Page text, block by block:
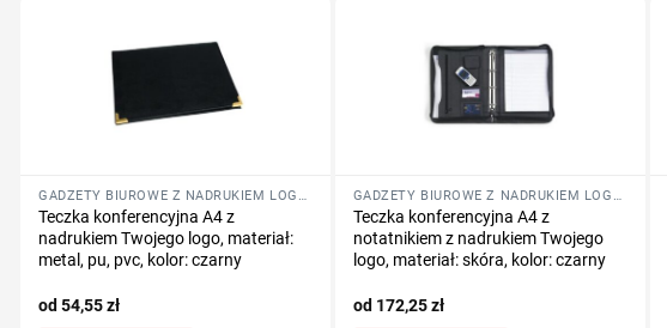
GADŻETY BIUROWE Z NADRUKIEM LOGO FIRMY
Teczka konferencyjna A4 z
nadrukiem Twojego logo, materiał:
metal, pu, pvc, kolor: czarny
54,55zł
GADŻETY BIUROWE Z NADRUKIEM LOGO FIRMY
Teczka konferencyjna A4 z
notatnikiem z nadrukiem Twojego
logo, materiał: skóra, kolor: czarny
172,25zł